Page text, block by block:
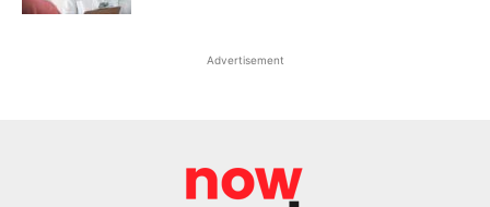
Advertisement